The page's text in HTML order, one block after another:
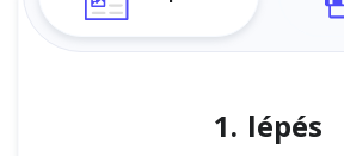
1. lépés